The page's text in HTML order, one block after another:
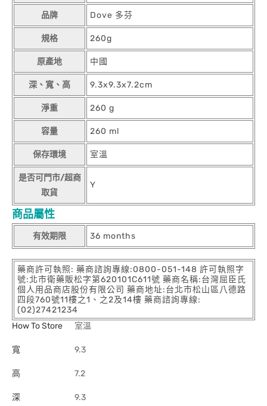
品牌 Dove 多芬
規格 260g
原產地 中國
深、寬、高 9.3x9.3x7.2cm
淨重 260 g
容量 260 ml
保存環境 室溫
是否可門市/超商
取貨
Y
商品屬性
有效期限 36 months
藥商許可執照: 藥商諮詢專線:0800-051-148 許可執照字
號:北市衛藥販松字第620101C611號 藥商名稱:台灣屈臣氏
個人用品商店股份有限公司 藥商地址:台北市松山區八德路
四段760號11樓之1、之2及14樓 藥商諮詢專線:
(02)27421234
How To Store
室溫
寬 9.3
高 7.2
深 9.3